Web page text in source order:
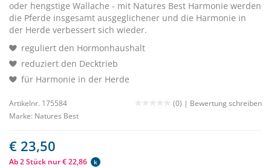
oder hengstige Wallache - mit Natures Best Harmonie werden
die Pferde insgesamt ausgeglichener und die Harmonie in
der Herde verbessert sich wieder.
reguliert den Hormonhaushalt
reduziert den Decktrieb
für Harmonie in der Herde
Artikelnr. 175584 (0) | Bewertung schreiben
Marke: Natures Best
€ 23,50
Ab 2 Stück nur € 22,86 k